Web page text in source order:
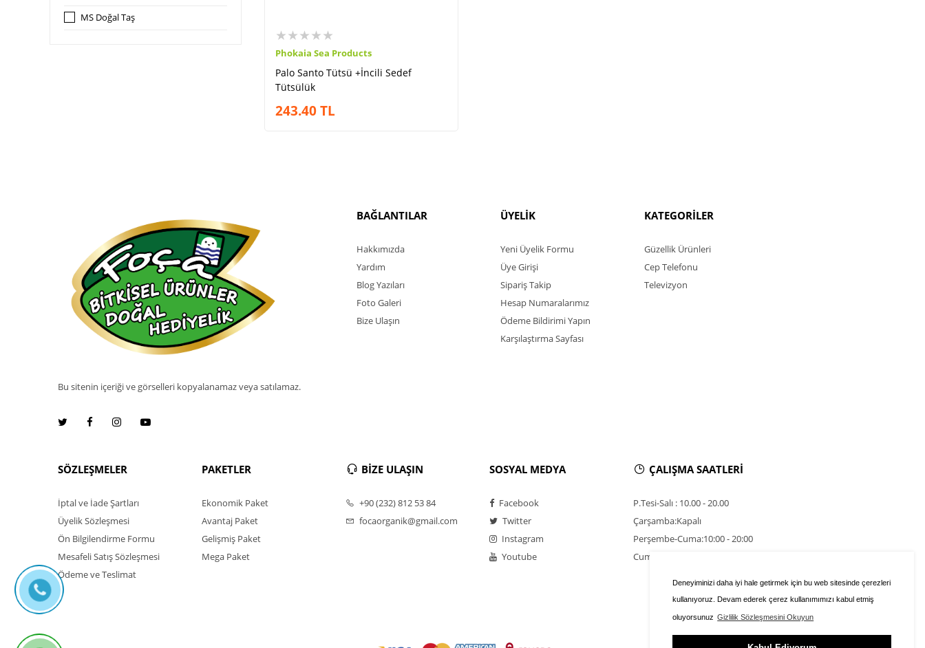
Deneyiminizi daha iyi hale getirmek için bu web sitesinde çerezleri
kullanıyoruz. Devam ederek çerez kullanımımızı kabul etmiş
oluyorsunuz Gizlilik Sözleşmesini Okuyun
MS Doğal Taş
★★★★★
Phokaia Sea Products
Palo Santo Tütsü +İncili Sedef
Tütsülük
243.40TL
Bu sitenin içeriği ve görselleri kopyalanamaz veya satılamaz.
BAĞLANTILAR
Hakkımızda
Yardım
Blog Yazıları
Foto Galeri
Bize Ulaşın
ÜYELİK
Yeni Üyelik Formu
Üye Girişi
Sipariş Takip
Hesap Numaralarımız
Ödeme Bildirimi Yapın
Karşılaştırma Sayfası
KATEGORİLER
Güzellik Ürünleri
Cep Telefonu
Televizyon
SÖZLEŞMELER
İptal ve İade Şartları
Üyelik Sözleşmesi
Ön Bilgilendirme Formu
Mesafeli Satış Sözleşmesi
Ödeme ve Teslimat
PAKETLER
Ekonomik Paket
Avantaj Paket
Gelişmiş Paket
Mega Paket
BİZE ULAŞIN
+90 (232) 812 53 84
focaorganik@gmail.com
SOSYAL MEDYA
Facebook
Twitter
Instagram
Youtube
ÇALIŞMA SAATLERİ
P.Tesi-Salı : 10.00 - 20.00
Çarşamba:Kapalı
Perşembe-Cuma:10:00 - 20:00
Cumartesi-Pazar : 10.00 - 20.00